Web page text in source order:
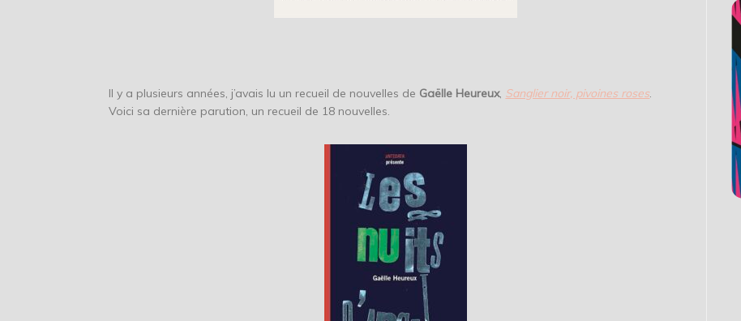
Il y a plusieurs années, j’avais lu un recueil de nouvelles de Gaëlle Heureux, Sanglier noir, pivoines roses.
Voici sa dernière parution, un recueil de 18 nouvelles.